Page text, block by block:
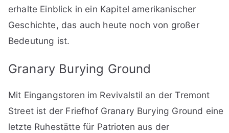
erhalte Einblick in ein Kapitel amerikanischer
Geschichte, das auch heute noch von großer
Bedeutung ist.
Granary Burying Ground
Mit Eingangstoren im Revivalstil an der Tremont
Street ist der Friefhof Granary Burying Ground eine
letzte Ruhestätte für Patrioten aus der